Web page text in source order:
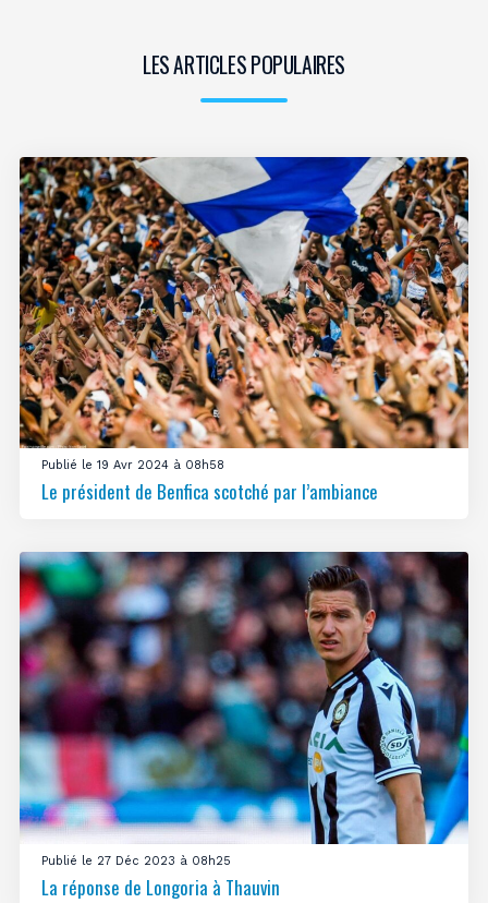
LES ARTICLES POPULAIRES
Publié le 19 Avr 2024 à 08h58
Le président de Benfica scotché par l’ambiance
Publié le 27 Déc 2023 à 08h25
La réponse de Longoria à Thauvin